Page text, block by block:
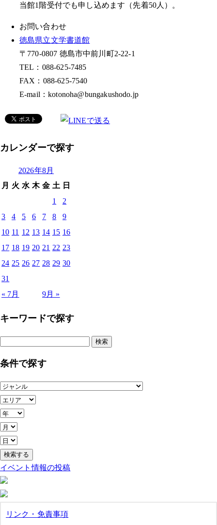
当館1階受付でも申し込めます（先着50人）。
お問い合わせ
徳島県立文学書道館
〒770-0807 徳島市中前川町2-22-1
TEL：088-625-7485
FAX：088-625-7540
E-mail：kotonoha@bungakushodo.jp
カレンダーで探す
2026年8月
月 火 水 木 金 土 日
« 7月 9月 »
1
2
3
4 5 6 7 8
9
10 11 12 13 14 15 16
17 18 19 20 21 22 23
24 25 26 27 28 29 30
31
キーワードで探す
条件で探す
イベント情報の投稿
リンク・免責事項